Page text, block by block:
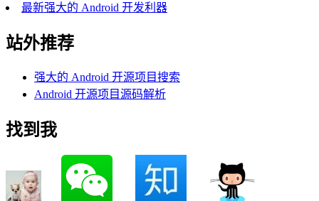
最新强大的 Android 开发利器
站外推荐
强大的 Android 开源项目搜索
Android 开源项目源码解析
找到我